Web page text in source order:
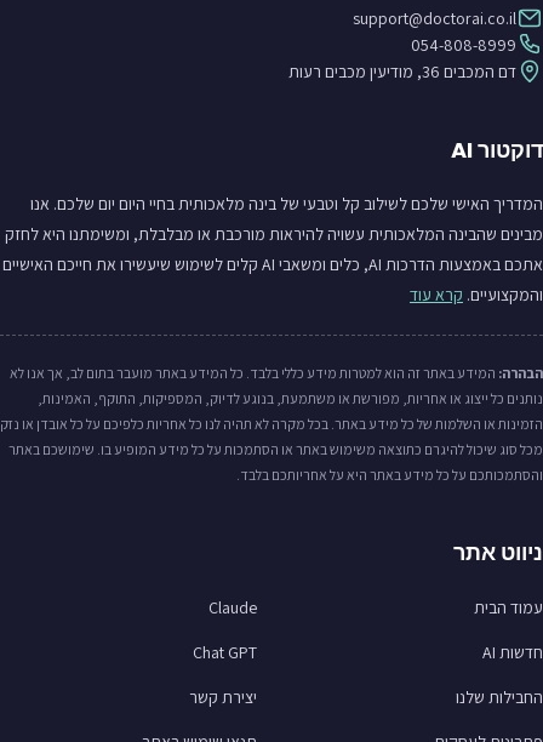
support@doctorai.co.il
054-808-8999
דם המכבים 36, מודיעין מכבים רעות
דוקטור AI
המדריך האישי שלכם לשילוב קל וטבעי של בינה מלאכותית בחיי היום יום שלכם. אנו
מבינים שהבינה המלאכותית עשויה להיראות מורכבת או מבלבלת, ומשימתנו היא לחזק
אתכם באמצעות הדרכות AI, כלים ומשאבי AI קלים לשימוש שיעשירו את חייכם האישיים
והמקצועיים. קרא עוד
הבהרה: המידע באתר זה הוא למטרות מידע כללי בלבד. כל המידע באתר מועבר בתום לב, אך אנו לא
נותנים כל ייצוג או אחריות, מפורשת או משתמעת, בנוגע לדיוק, המספיקות, התוקף, האמינות,
הזמינות או השלמות של כל מידע באתר. בכל מקרה לא תהיה לנו כל אחריות כלפיכם על כל אובדן או נזק
מכל סוג שיכול להיגרם כתוצאה משימוש באתר או הסתמכות על כל מידע המופיע בו. שימושכם באתר
והסתמכותכם על כל מידע באתר היא על אחריותכם בלבד.
ניווט אתר
עמוד הבית
חדשות AI
החבילות שלנו
Claude
Chat GPT
יצירת קשר